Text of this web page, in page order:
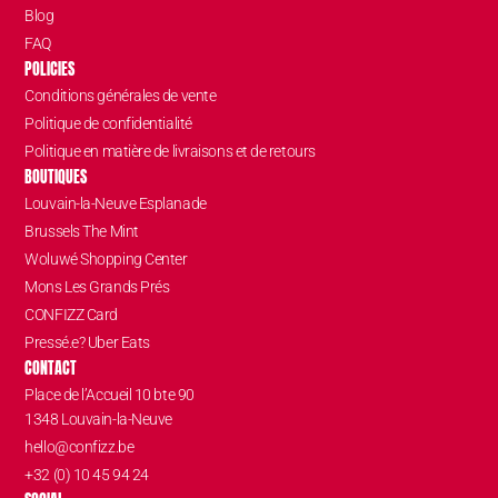
Blog
FAQ
POLICIES
Conditions générales de vente
Politique de confidentialité
Politique en matière de livraisons et de retours
BOUTIQUES
Louvain-la-Neuve Esplanade
Brussels The Mint
Woluwé Shopping Center
Mons Les Grands Prés
CONFIZZ Card
Pressé.e? Uber Eats
CONTACT
Place de l’Accueil 10 bte 90
1348 Louvain-la-Neuve
hello@confizz.be
+32 (0) 10 45 94 24